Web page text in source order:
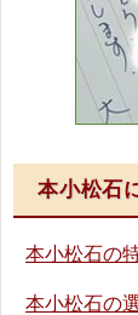
本小松石
本小松石の
本小松石の